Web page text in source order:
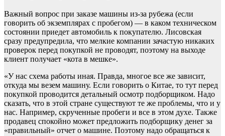
Важный вопрос при заказе машины из-за рубежа (если
говорить об экземплярах с пробегом) — в каком техническом
состоянии приедет автомобиль к покупателю. Лисовская
сразу предупредила, что мелкие компании зачастую никаких
проверок перед покупкой не проводят, поэтому на выходе
клиент получает «кота в мешке».
«У нас схема работы иная. Правда, многое все же зависит,
откуда мы везем машину. Если говорить о Китае, то тут перед
покупкой проводится детальный осмотр подборщиком. Надо
сказать, что в этой стране существуют те же проблемы, что и у
нас. Например, скрученные пробеги и все в этом духе. Также
продавец спокойно может предложить подборщику денег за
«правильный» отчет о машине. Поэтому надо обращаться к